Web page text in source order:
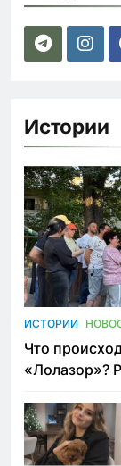
Истории
ИСТОРИИ
Что
«Лолазор»?